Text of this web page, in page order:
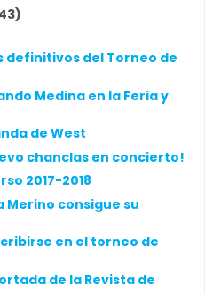
definitivos del Torneo de
Medina en la Feria y
de West
chanclas en concierto!
2017-2018
Merino consigue su
en el torneo de
de la Revista de